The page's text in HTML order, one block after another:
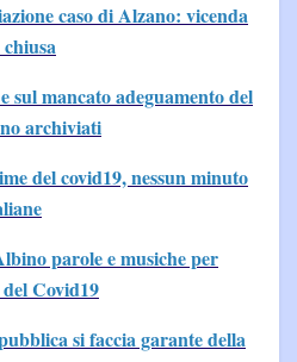
caso di Alzano: vicenda
sul mancato adeguamento del
archiviati
del covid19, nessun minuto
parole e musiche per
Covid19
si faccia garante della